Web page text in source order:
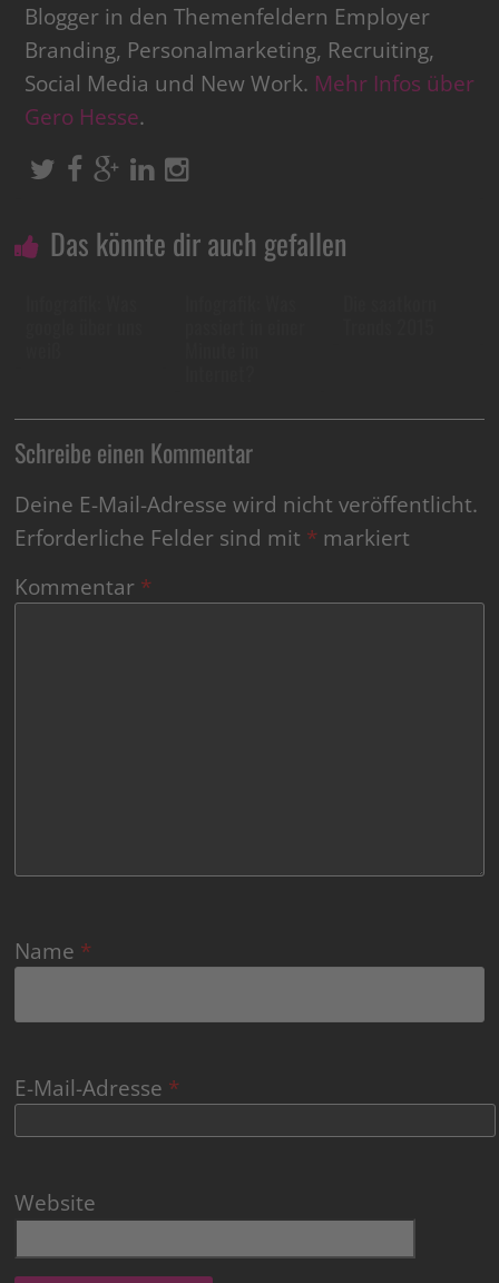
Blogger in den Themenfeldern Employer
Branding, Personalmarketing, Recruiting,
Social Media und New Work. Mehr Infos über
Gero Hesse.
Das könnte dir auch gefallen
Schreibe einen Kommentar
Deine E-Mail-Adresse wird nicht veröffentlicht.
Erforderliche Felder sind mit * markiert
Kommentar *
Name *
E-Mail-Adresse *
Website